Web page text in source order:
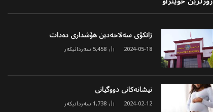
زانکۆی سەلاحەدین هۆشداری دەدات
2024-05-18
5,458 سەردانیکەر
نیشانەکانی دووگیانی
2024-02-12
1,738 سەردانیکەر